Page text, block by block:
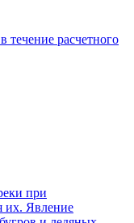
течение расчетного
при
их. Явление